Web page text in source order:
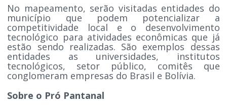
No mapeamento, serão visitadas entidades do
município que podem potencializar a
competitividade local e o desenvolvimento
tecnológico para atividades econômicas que já
estão sendo realizadas. São exemplos dessas
entidades as universidades, institutos
tecnológicos, setor público, comitês que
conglomeram empresas do Brasil e Bolívia.
Sobre o Pró Pantanal